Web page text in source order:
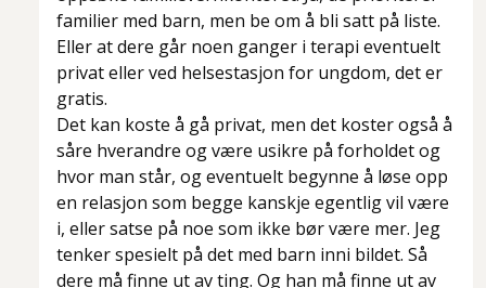
familier med barn, men be om å bli satt på liste.
Eller at dere går noen ganger i terapi eventuelt
privat eller ved helsestasjon for ungdom, det er
gratis.
Det kan koste å gå privat, men det koster også å
såre hverandre og være usikre på forholdet og
hvor man står, og eventuelt begynne å løse opp
en relasjon som begge kanskje egentlig vil være
i, eller satse på noe som ikke bør være mer. Jeg
tenker spesielt på det med barn inni bildet. Så
dere må finne ut av ting. Og han må finne ut av